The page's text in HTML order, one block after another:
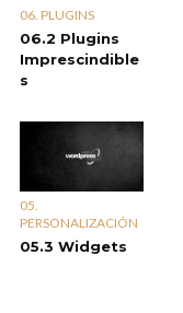
06. PLUGINS
06.2 Plugins
Imprescindible
s
05.
PERSONALIZACIÓN
05.3 Widgets